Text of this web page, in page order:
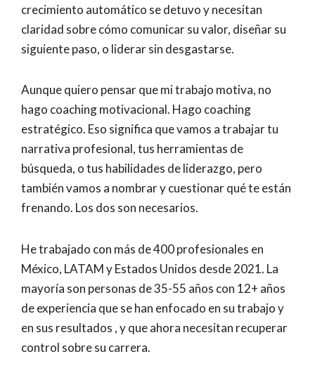
crecimiento automático se detuvo y necesitan
claridad sobre cómo comunicar su valor, diseñar su
siguiente paso, o liderar sin desgastarse.
Aunque quiero pensar que mi trabajo motiva, no
hago coaching motivacional. Hago coaching
estratégico. Eso significa que vamos a trabajar tu
narrativa profesional, tus herramientas de
búsqueda, o tus habilidades de liderazgo, pero
también vamos a nombrar y cuestionar qué te están
frenando. Los dos son necesarios.
He trabajado con más de 400 profesionales en
México, LATAM y Estados Unidos desde 2021. La
mayoría son personas de 35-55 años con 12+ años
de experiencia que se han enfocado en su trabajo y
en sus resultados , y que ahora necesitan recuperar
control sobre su carrera.